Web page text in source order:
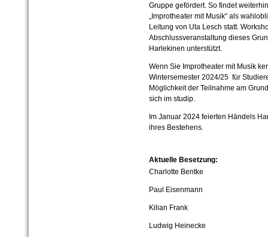
Gruppe gefördert. So findet
„Improtheater mit Musik“ als
Leitung von Uta Lesch statt.
Abschlussveranstaltung dieses
Harlekinen unterstützt.
Wenn Sie Improtheater mit Musik
Wintersemester 2024/25 für
Möglichkeit der Teilnahme am
sich im studip.
Im Januar 2024 feierten Händels
ihres Bestehens.
Aktuelle Besetzung:
Charlotte Bentke
Paul Eisenmann
Kilian Frank
Ludwig Heinecke